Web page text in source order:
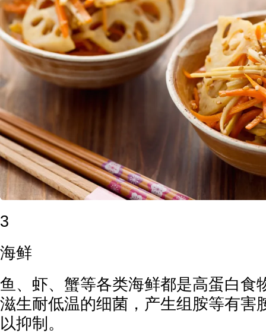
3
海鲜
鱼、虾、蟹等各类海鲜都是高蛋白食
滋生耐低温的细菌，产生组胺等有害
以抑制。